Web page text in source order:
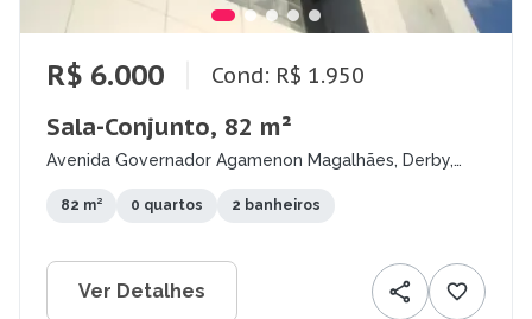
R$ 6.000 Cond: R$ 1.950
Sala-Conjunto, 82 m²
Avenida Governador Agamenon Magalhães, Derby,
82 m² 0 quartos 2 banheiros
Ver Detalhes